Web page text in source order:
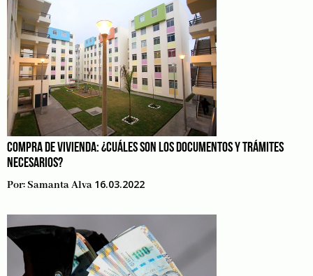
COMPRA DE VIVIENDA: ¿CUÁLES SON LOS DOCUMENTOS Y TRÁMITES
NECESARIOS?
Por:Samanta Alva 16.03.2022